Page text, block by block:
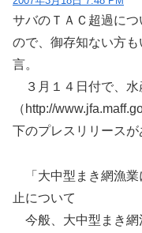
サバのＴＡＣ超過に
ので、御存知ない方
言。
３月１４日付で、水
（http://
下のプレスリリースが
「大中型まき網漁業
止について
今般、大中型まき網